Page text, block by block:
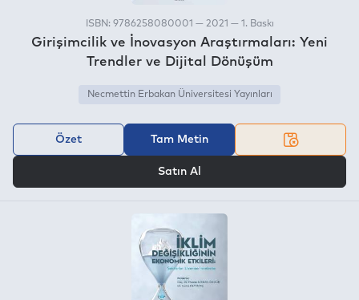
ISBN: 9786258080001 — 2021 — 1. Baskı
Girişimcilik ve İnovasyon Araştırmaları: Yeni
Trendler ve Dijital Dönüşüm
Necmettin Erbakan Üniversitesi Yayınları
Özet Tam Metin
Satın Al